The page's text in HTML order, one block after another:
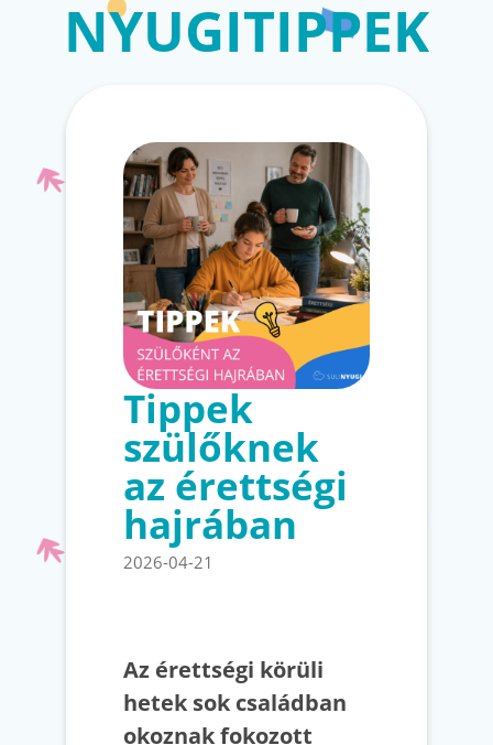
NYUGITIPPEK
Tippek
szülőknek
az érettségi
hajrában
2026-04-21
Az érettségi körüli
hetek sok családban
okoznak fokozott